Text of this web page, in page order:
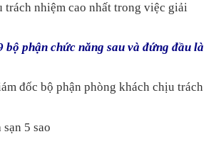
nhiệm cao nhất trong việc giải
phận chức năng sau và đứng đầu là
đốc bộ phận phòng khách chịu trách